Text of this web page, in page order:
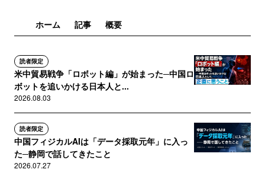
きるとおっしゃってました。
ホーム 記事 概要
読者限定
米中貿易戦争「ロボット編」が始まった─中国ロ
ボットを追いかける日本人と...
2026.08.03
読者限定
中国フィジカルAIは「データ採取元年」に入っ
た─静岡で話してきたこと
2026.07.27